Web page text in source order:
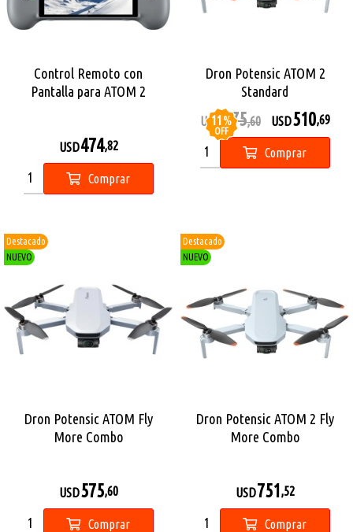
Control Remoto con
Pantalla para ATOM 2
USD474,82
Comprar
Dron Potensic ATOM 2
Standard
11%
OFF
USD 575,60 USD510,69
Comprar
Destacado
NUEVO
Dron Potensic ATOM Fly
More Combo
USD575,60
Comprar
Destacado
NUEVO
Dron Potensic ATOM 2 Fly
More Combo
USD751 ,52
Comprar